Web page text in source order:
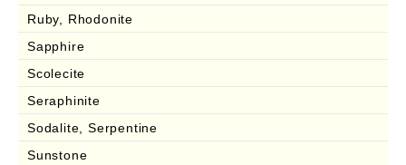
Ruby, Rhodonite
Sapphire
Scolecite
Seraphinite
Sodalite, Serpentine
Sunstone